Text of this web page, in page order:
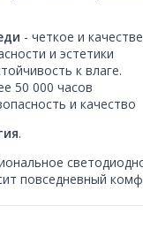
- четкое и
и эстетики
к влаге.
50 000 часов
и качество
.
повседневный